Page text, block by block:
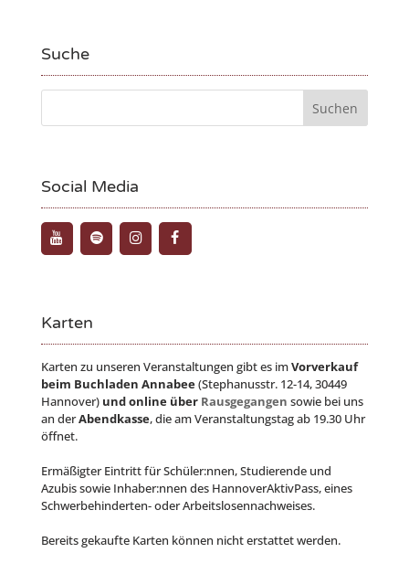
Suche
Social Media
Karten
Karten zu unseren Veranstaltungen gibt es imVorverkauf
beim Buchladen Annabee(Stephanusstr. 12-14, 30449
Hannover) und online über Rausgegangen sowie bei uns
an derAbendkasse, die am Veranstaltungstag ab 19.30 Uhr
öffnet.
Ermäßigter Eintritt für Schüler:nnen, Studierende und
Azubis sowie Inhaber:nnen des HannoverAktivPass, eines
Schwerbehinderten- oder Arbeitslosennachweises.
Bereits gekaufte Karten können nicht erstattet werden.